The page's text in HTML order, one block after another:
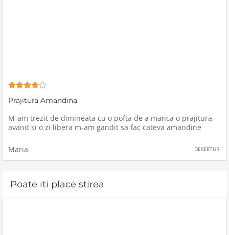
Prajitura Amandina
M-am trezit de dimineata cu o pofta de a manca o prajitura,
avand si o zi libera m-am gandit sa fac cateva amandine
delicioase deoarece e desertul meu preferat de mic
copil.Dupa parerea mea, a manca o amandina este cel mai
bun desert pentru a incepe
Maria DESERTURI
Poate iti place stirea